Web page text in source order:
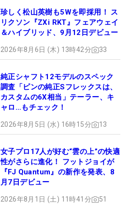
珍しく松山英樹も5Wを即採用！ ス
リクソン『ZXi RKT』フェアウェイ
＆ハイブリッド、9月12日デビュー
2026年8月6日 (木) 13時42分 33
純正シャフト12モデルのスペック
調査「ピンの純正Sフレックスは、
カスタムの6X相当」テーラー、キ
ャロ…もチェック！
2026年8月5日 (水) 16時15分 13
女子プロ17人が好む“雲の上”の快適
性がさらに進化！ フットジョイが
『FJ Quantum』の新作を発表、8
月7日デビュー
2026年8月1日 (土) 11時41分 51